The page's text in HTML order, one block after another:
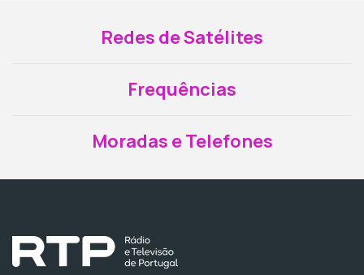
Redes de Satélites
Frequências
Moradas e Telefones